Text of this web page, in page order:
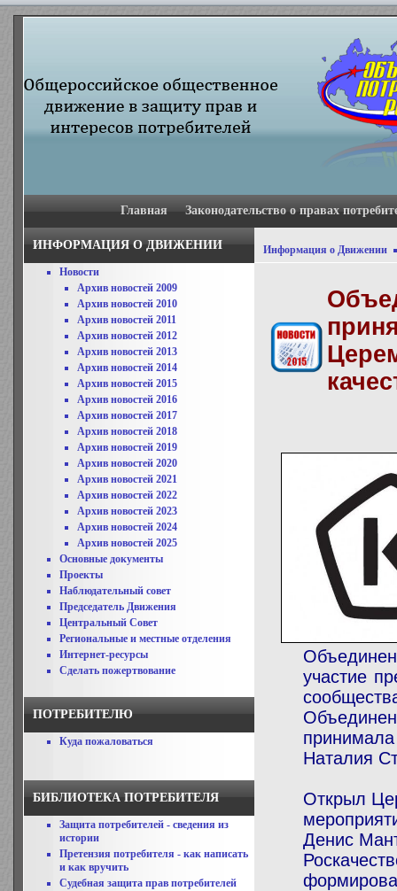
Главная Законодательство о правах
ИНФОРМАЦИЯ О ДВИЖЕНИИ
Новости
Архив новостей 2009
Архив новостей 2010
Архив новостей 2011
Архив новостей 2012
Архив новостей 2013
Архив новостей 2014
Архив новостей 2015
Архив новостей 2016
Архив новостей 2017
Архив новостей 2018
Архив новостей 2019
Архив новостей 2020
Архив новостей 2021
Архив новостей 2022
Архив новостей 2023
Архив новостей 2024
Архив новостей 2025
Основные документы
Проекты
Наблюдательный совет
Председатель Движения
Центральный Совет
Региональные и местные отделения
Интернет-ресурсы
Сделать пожертвование
ПОТРЕБИТЕЛЮ
Куда пожаловаться
БИБЛИОТЕКА ПОТРЕБИТЕЛЯ
Защита потребителей - сведения из
истории
Претензия потребителя - как написать
и как вручить
Судебная защита прав потребителей
Информация о Движении
участие
Наталия
Открыл
Денис